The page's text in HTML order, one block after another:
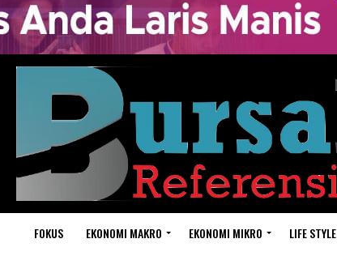
FOKUS EKONOMI MAKRO EKONOMI MIKRO LIFE STYLE